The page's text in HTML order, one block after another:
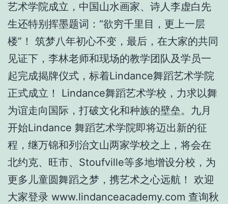
艺术学院成立，中国山水画家、诗人李虚白先
生还特别挥墨题词：“欲穷千里目，更上一层
楼”！ 筑梦八年初心不变，最后，在大家的共同
见证下，李林老师和现场的教学团队及学员一
起完成揭牌仪式，标着Lindance舞蹈艺术学院
正式成立！ Lindance舞蹈艺术学校，力求以舞
为谊走向国际，打破文化和种族的壁垒。九月
开始Lindance 舞蹈艺术学院即将迈出新的征
程，继万锦和列治文山两家学校之上，将会在
北约克、旺市、Stoufville等多地增设分校，为
更多儿童圆舞蹈之梦，携艺术之心远航！ 欢迎
大家登录 www.lindanceacademy.com 查询秋